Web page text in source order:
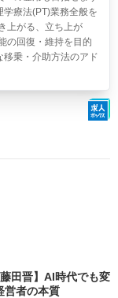
療法(PT)業務全般を
上がる、立ち上が
の回復・維持を目的
移乗・介助方法のアド
藤田晋】AI時代でも変
営者の本質